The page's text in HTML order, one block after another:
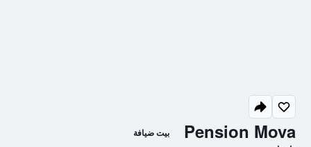
Pension Mova بيت ضيافة